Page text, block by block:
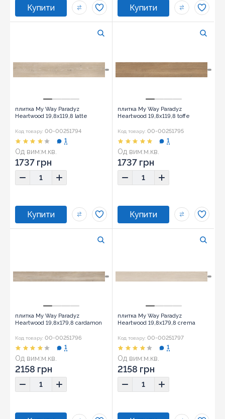
плитка My Way Paradyz
Heartwood 19,8x119,8 latte
Код товару: 00-00251794
Од вим:м.кв.
1
1737 грн
плитка My Way Paradyz
Heartwood 19,8x119,8 toffe
Код товару: 00-00251795
Од вим:м.кв.
1
1737 грн
плитка My Way Paradyz
Heartwood 19,8x179,8 cardamon
Код товару: 00-00251796
Од вим:м.кв.
1
2158 грн
плитка My Way Paradyz
Heartwood 19,8x179,8 crema
Код товару: 00-00251797
Од вим:м.кв.
1
2158 грн